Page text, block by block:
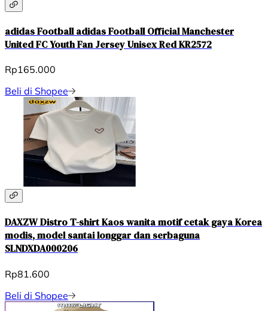
adidas Football adidas Football Official Manchester
United FC Youth Fan Jersey Unisex Red KR2572
Rp165.000
Beli di Shopee
DAXZW Distro T-shirt Kaos wanita motif cetak gaya Korea
modis, model santai longgar dan serbaguna
SLNDXDA000206
Rp81.600
Beli di Shopee